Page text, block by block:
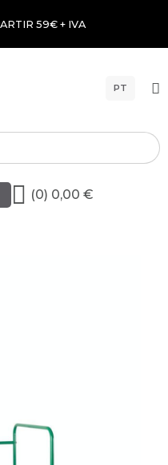
59€ + IVA
PT
(0) 0,00 €